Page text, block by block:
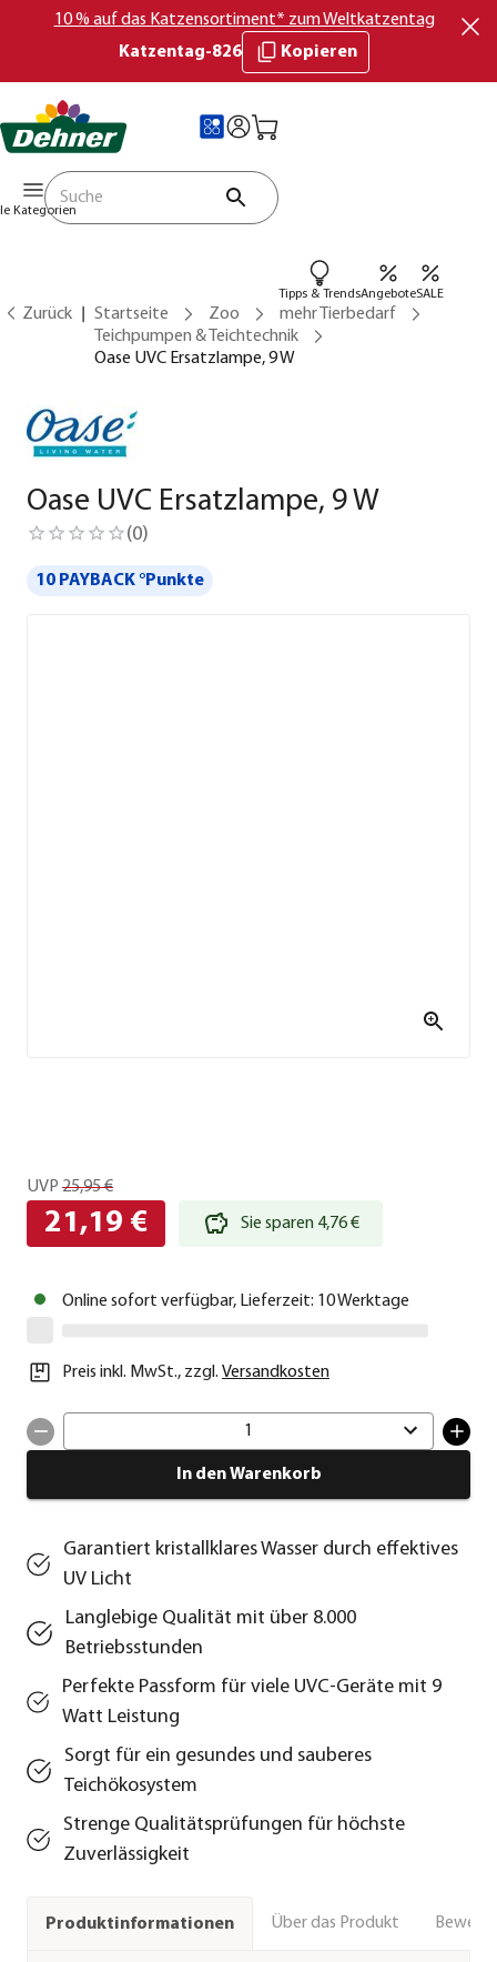
10 % auf das Katzensortiment* zum Weltkatzentag
Katzentag-826
Kopieren
Kategorien
Tipps & TrendsAngeboteSALE
Zurück Startseite Zoo
mehr Tierbedarf
Teichpumpen & Teichtechnik
Oase UVC Ersatzlampe, 9 W
Oase UVC Ersatzlampe, 9 W
(0)
10 PAYBACK °Punkte
UVP 25,95 €
21,19 € Sie sparen 4,76 €
Online sofort verfügbar, Lieferzeit: 10 Werktage
Preis inkl. MwSt., zzgl. Versandkosten
1
In den Warenkorb
Garantiert kristallklares Wasser durch effektives
UV Licht
Langlebige Qualität mit über 8.000
Betriebsstunden
Perfekte Passform für viele UVC-Geräte mit 9
Watt Leistung
Sorgt für ein gesundes und sauberes
Teichökosystem
Strenge Qualitätsprüfungen für höchste
Zuverlässigkeit
Produktinformationen Über das Produkt